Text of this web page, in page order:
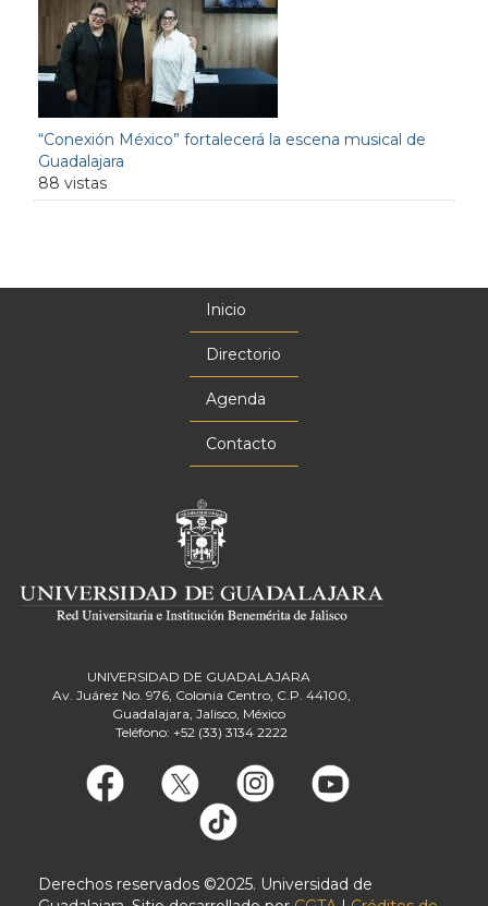
“Conexión México” fortalecerá la escena musical de
Guadalajara
88 vistas
Inicio
Directorio
Agenda
Contacto
UNIVERSIDAD DE GUADALAJARA
Av. Juárez No. 976, Colonia Centro, C.P. 44100,
Guadalajara, Jalisco, México
Teléfono: +52 (33) 3134 2222
Derechos reservados ©2025. Universidad de